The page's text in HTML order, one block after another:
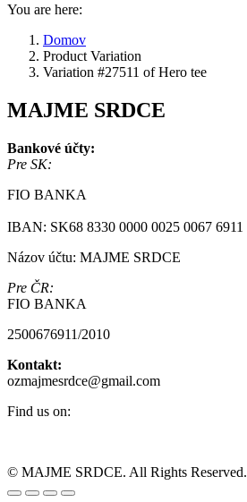
You are here:
Domov
Product Variation
Variation #27511 of Hero tee
MAJME SRDCE
Bankové účty:
Pre SK:
FIO BANKA
IBAN: SK68 8330 0000 0025 0067 6911
Názov účtu: MAJME SRDCE
Pre ČR:
FIO BANKA
2500676911/2010
Kontakt:
ozmajmesrdce@gmail.com
Find us on:
opens
in
opens
in
© MAJME SRDCE. All Rights Reserved.
Go